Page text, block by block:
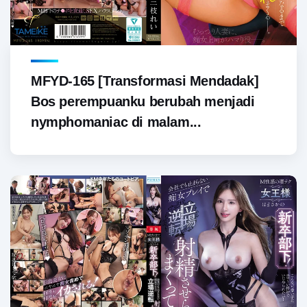
MFYD-165 [Transformasi Mendadak]
Bos perempuanku berubah menjadi
nymphomaniac di malam...